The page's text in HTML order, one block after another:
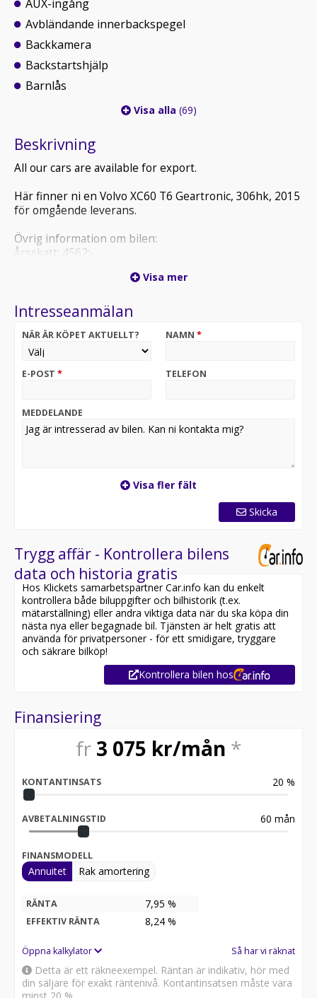
AUX-ingång
Avbländande innerbackspegel
Backkamera
Backstartshjälp
Barnlås
Visa alla (69)
Beskrivning
All our cars are available for export.
Här finner ni en Volvo XC60 T6 Geartronic, 306hk, 2015
för omgående leverans.
Övrig information om bilen:
Årsskatt: 4562:-
Besiktigad till och med 2026-11-30
Försäkringsalternativ:
Betalningsalternativ:
Du kan köpa bilen med 6–24 månaders garanti.
Betalningsmetoder:
Swish och banköverföring från Handelsbanken
Texten kan innehålla fel, och du bör kontakta företaget
för mer information.
Visa mer
Intresseanmälan
NÄR ÄR KÖPET AKTUELLT? NAMN *
E-POST * TELEFON
MEDDELANDE
Visa fler fält
Skicka
Trygg affär - Kontrollera bilens
data och historia gratis
Hos Klickets samarbetspartner Car.info kan du enkelt
kontrollera både biluppgifter och bilhistorik (t.ex.
mätarställning) eller andra viktiga data när du ska köpa din
nästa nya eller begagnade bil. Tjänsten är helt gratis att
använda för privatpersoner - för ett smidigare, tryggare
och säkrare bilköp!
Kontrollera bilen hos
Finansiering
fr 3 075 kr/mån *
KONTANTINSATS 20 %
AVBETALNINGSTID 60 mån
FINANSMODELL
Annuitet Rak amortering
RÄNTA 7,95 %
EFFEKTIV RÄNTA 8,24 %
Öppna kalkylator Så har vi räknat
Detta är ett räkneexempel. Räntan är indikativ, hör med
din säljare för exakt räntenivå. Kontantinsatsen måste vara
minst 20 %.